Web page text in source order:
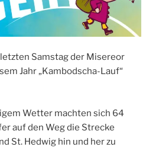
Samstag der Misereor
Jahr „Kambodscha-Lauf“
Wetter machten sich 64
auf den Weg die Strecke
St. Hedwig hin und her zu